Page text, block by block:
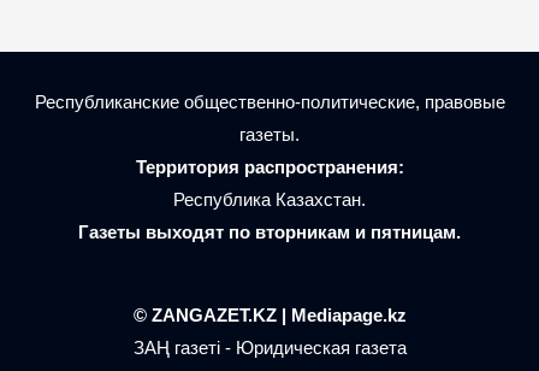
Республиканские общественно-политические, правовые
газеты.
Территория распространения:
Республика Казахстан.
Газеты выходят по вторникам и пятницам.
© ZANGAZET.KZ | Mediapage.kz
ЗАҢ газеті - Юридическая газета